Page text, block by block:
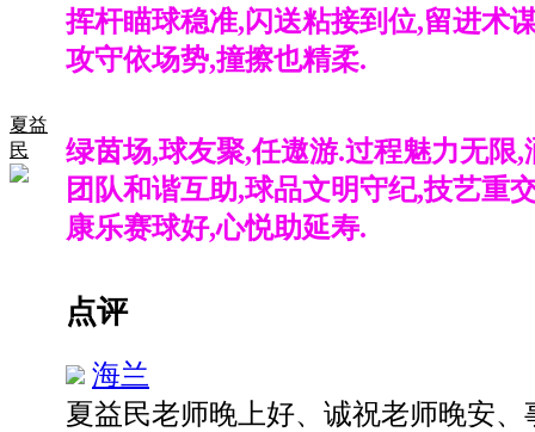
夏益
民
挥杆瞄球稳准,闪送粘接到位,留进术
攻守依场势,撞擦也精柔.
绿茵场,球友聚,任遨游.过程魅力无限,
团队和谐互助,球品文明守纪,技艺重
康乐赛球好,心悦助延寿.
点评
海兰
夏益民老师晚上好、诚祝老师晚安